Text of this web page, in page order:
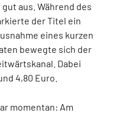
aus. Während des
der Titel ein
eines kurzen
bewegte sich der
Dabei
4,80 Euro.
momentan: Am